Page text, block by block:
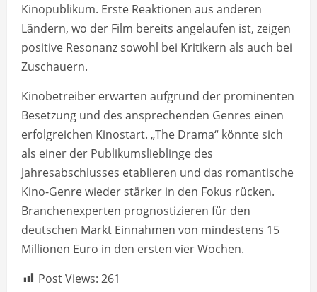
Kinopublikum. Erste Reaktionen aus anderen
Ländern, wo der Film bereits angelaufen ist, zeigen
positive Resonanz sowohl bei Kritikern als auch bei
Zuschauern.
Kinobetreiber erwarten aufgrund der prominenten
Besetzung und des ansprechenden Genres einen
erfolgreichen Kinostart. „The Drama“ könnte sich
als einer der Publikumslieblinge des
Jahresabschlusses etablieren und das romantische
Kino-Genre wieder stärker in den Fokus rücken.
Branchenexperten prognostizieren für den
deutschen Markt Einnahmen von mindestens 15
Millionen Euro in den ersten vier Wochen.
Post Views: 261